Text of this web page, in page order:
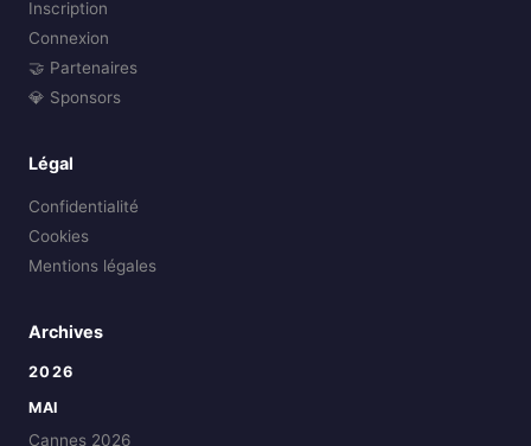
Inscription
Connexion
🤝 Partenaires
💎 Sponsors
Légal
Confidentialité
Cookies
Mentions légales
Archives
2026
MAI
Cannes 2026